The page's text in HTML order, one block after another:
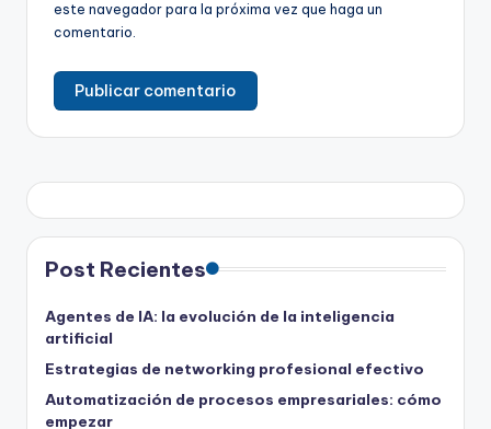
este navegador para la próxima vez que haga un
comentario.
Post Recientes
Agentes de IA: la evolución de la inteligencia
artificial
Estrategias de networking profesional efectivo
Automatización de procesos empresariales: cómo
empezar